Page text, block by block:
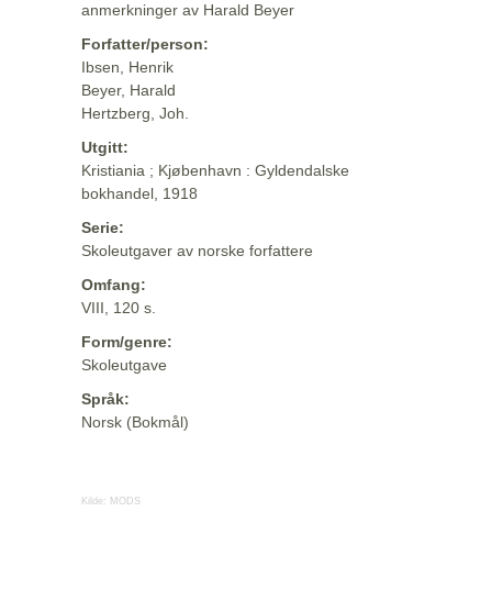
anmerkninger av Harald Beyer
Forfatter/person:
Ibsen, Henrik
Beyer, Harald
Hertzberg, Joh.
Utgitt:
Kristiania ; Kjøbenhavn : Gyldendalske
bokhandel, 1918
Serie:
Skoleutgaver av norske forfattere
Omfang:
VIII, 120 s.
Form/genre:
Skoleutgave
Språk:
Norsk (Bokmål)
Kilde: MODS